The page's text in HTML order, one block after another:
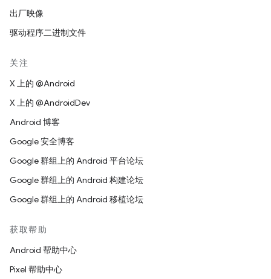
出厂映像
驱动程序二进制文件
关注
X 上的 @Android
X 上的 @AndroidDev
Android 博客
Google 安全博客
Google 群组上的 Android 平台论坛
Google 群组上的 Android 构建论坛
Google 群组上的 Android 移植论坛
获取帮助
Android 帮助中心
Pixel 帮助中心